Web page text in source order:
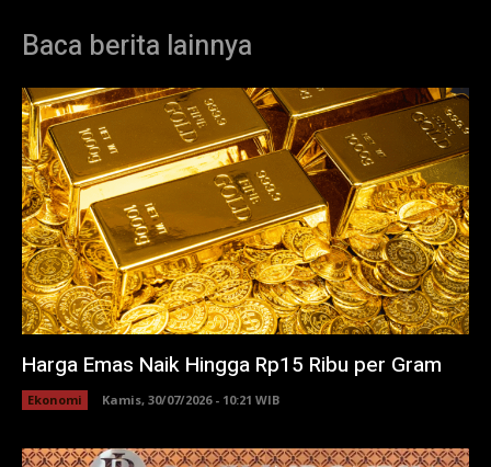
Baca berita lainnya
Harga Emas Naik Hingga Rp15 Ribu per Gram
Ekonomi Kamis, 30/07/2026 - 10:21 WIB